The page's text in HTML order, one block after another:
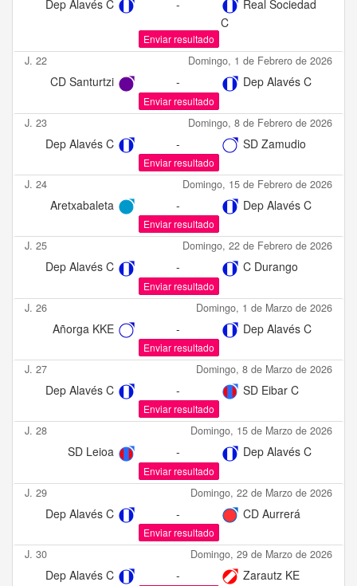
Dep Alavés C -
Real Sociedad
C
Enviar resultado
J. 22 Domingo, 1 de Febrero de 2026
CD Santurtzi - Dep Alavés C
Enviar resultado
J. 23 Domingo, 8 de Febrero de 2026
Dep Alavés C - SD Zamudio
Enviar resultado
J. 24 Domingo, 15 de Febrero de 2026
Aretxabaleta - Dep Alavés C
Enviar resultado
J. 25 Domingo, 22 de Febrero de 2026
Dep Alavés C - C Durango
Enviar resultado
J. 26 Domingo, 1 de Marzo de 2026
Añorga KKE - Dep Alavés C
Enviar resultado
J. 27 Domingo, 8 de Marzo de 2026
Dep Alavés C - SD Eibar C
Enviar resultado
J. 28 Domingo, 15 de Marzo de 2026
SD Leioa - Dep Alavés C
Enviar resultado
J. 29 Domingo, 22 de Marzo de 2026
Dep Alavés C - CD Aurrerá
Enviar resultado
J. 30 Domingo, 29 de Marzo de 2026
Dep Alavés C - Zarautz KE